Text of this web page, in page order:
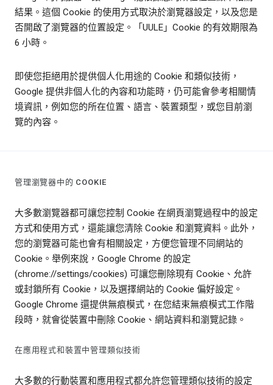
結果。這個 Cookie 的使用方式取決於瀏覽器設定，以及您是
否開啟了瀏覽器的位置設定。「UULE」Cookie 的有效期限為
6 小時。
即使您拒絕用於提供個人化用途的 Cookie 和類似技術，
Google 提供非個人化的內容和功能時，仍可能會參考相關情
境資訊，例如您的所在位置、語言、裝置類型，或您目前瀏
覽的內容。
管理瀏覽器中的 COOKIE
大多數瀏覽器都可讓您控制 Cookie 在網頁瀏覽過程中的設定
方式和使用方式，還能讓您清除 Cookie 和瀏覽資料。此外，
您的瀏覽器可能也會有相關設定，方便您管理不同網站的
Cookie。舉例來說，Google Chrome 的設定
(chrome://settings/cookies) 可讓您刪除現有 Cookie、允許
或封鎖所有 Cookie，以及選擇網站的 Cookie 偏好設定。
Google Chrome 還提供無痕模式，在您結束無痕模式工作階
段時，就會從裝置中刪除 Cookie、網站資料和瀏覽記錄。
在應用程式和裝置中管理類似技術
大多數的行動裝置和應用程式都允許您管理類似技術的設定